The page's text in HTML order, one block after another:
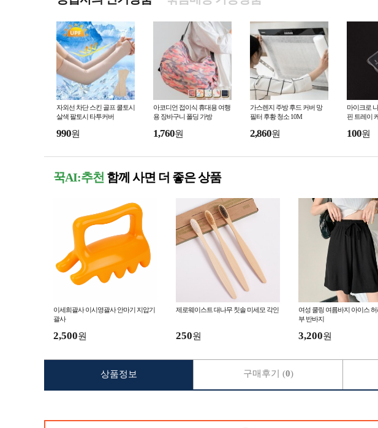
자외선 차단 스킨 골프 쿨토시
살색 팔토시 타투커버
990원
아코디언 접이식 휴대용 여행
용 장바구니 폴딩 가방
1,760원
가스렌지 주방 후드 커버 망
필터 후황 청소 10M
2,860원
마이크로
핀 트레이
100원
꾹AI:추천 함께 사면 더 좋은 상품
이세희괄사 이시영괄사 안마기 지압기
괄사
2,500원
제로웨이스트 대나무 칫솔 미세모 각인
250원
여성 쿨링 여름바지 아이스 허
부 반바지
3,200원
상품정보 구매후기 (0)